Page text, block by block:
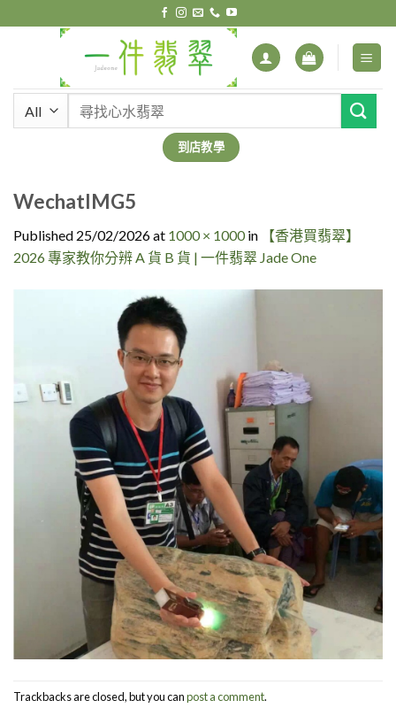
to
到店教學
WechatIMG5
Published 25/02/2026at 1000 × 1000in
【香港買翡翠】
2026 專家教你分辨 A 貨 B 貨 | 一件翡翠 Jade One
Trackbacks are closed, but you canpost a comment.